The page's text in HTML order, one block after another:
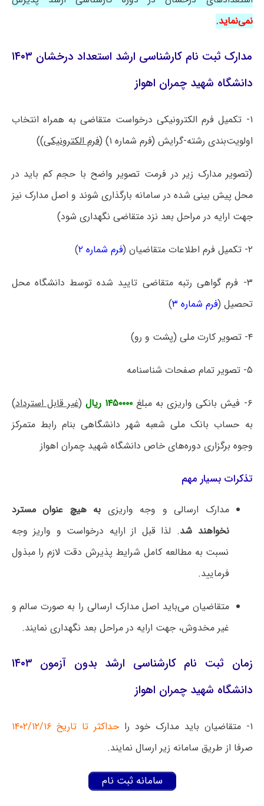
نمی‌نماید.
مدارک ثبت نام کارشناسی ارشد استعداد درخشان ۱۴۰۳
دانشگاه شهید چمران اهواز
۱- تکمیل فرم الکترونیکی درخواست متقاضی به همراه انتخاب
اولویت‌بندی رشته-گرایش (فرم شماره ۱) (
فرم الکترونیکی))
(تصویر مدارک زیر در فرمت تصویر واضح با حجم کم باید در
محل پیش بینی شده در سامانه بارگذاری شوند و اصل مدارک نیز
جهت ارایه در مراحل بعد نزد متقاضی نگهداری شود)
۲- تکمیل فرم اطلاعات متقاضیان ( فرم شماره ۲ )
۳- فرم گواهی رتبه متقاضی تایید شده توسط دانشگاه محل
تحصیل (فرم شماره ۳ )
۴- تصویر کارت ملی (پشت و رو)
۵- تصویر تمام صفحات شناسنامه
۶- فیش بانکی واریزی به مبلغ ۱۴۵۰۰۰۰ ریال
(غیر قابل استرداد)
به حساب بانک ملی شعبه شهر دانشگاهی بنام رابط متمرکز
وجوه برگزاری دوره‌های خاص دانشگاه شهید چمران اهواز
تذکرات بسیار مهم
مدارک ارسالی و وجه واریزی به هیچ عنوان مسترد
نخواهند شد. لذا قبل از ارایه درخواست و واریز وجه
نسبت به مطالعه کامل شرایط پذیرش دقت لازم را مبذول
فرمایید.
متقاضیان می‌باید اصل مدارک ارسالی را به صورت سالم و
غیر مخدوش، جهت ارایه در مراحل بعد نگهداری نمایند.
زمان ثبت نام کارشناسی ارشد بدون آزمون ۱۴۰۳
دانشگاه شهید چمران اهواز
۱- متقاضیان باید مدارک خود را
حداکثر تا تاریخ ۱۴۰۲/۱۲/۱۶
صرفا از طریق سامانه زیر ارسال نمایند.
سامانه ثبت نام